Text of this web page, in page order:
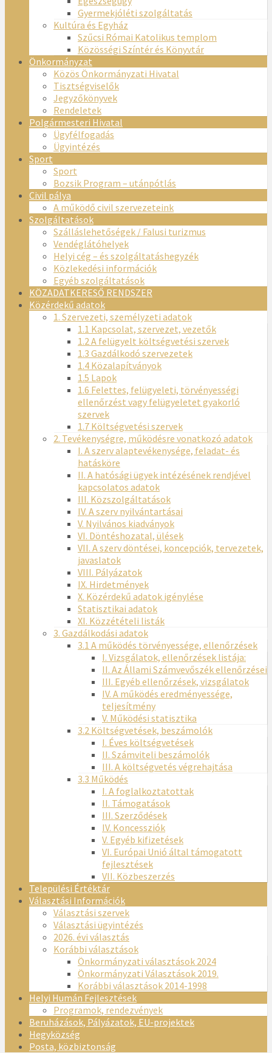
Gyermekjóléti szolgáltatás
Kultúra és Egyház
Szűcsi Római Katolikus templom
Közösségi Színtér és Könyvtár
Önkormányzat
Közös Önkormányzati Hivatal
Tisztségviselők
Jegyzőkönyvek
Rendeletek
Polgármesteri Hivatal
Ügyfélfogadás
Ügyintézés
Sport
Sport
Bozsik Program – utánpótlás
Civil pálya
A működő civil szervezeteink
Szolgáltatások
Szálláslehetőségek / Falusi turizmus
Vendéglátóhelyek
Helyi cég – és szolgáltatáshegyzék
Közlekedési információk
Egyéb szolgáltatások
KÖZADATKERESŐ RENDSZER
Közérdekű adatok
1. Szervezeti, személyzeti adatok
1.1 Kapcsolat, szervezet, vezetők
1.2 A felügyelt költségvetési szervek
1.3 Gazdálkodó szervezetek
1.4 Közalapítványok
1.5 Lapok
1.6 Felettes, felügyeleti, törvényességi
ellenőrzést vagy felügyeletet gyakorló
szervek
1.7 Költségvetési szervek
2. Tevékenységre, működésre vonatkozó adatok
I. A szerv alaptevékenysége, feladat- és
hatásköre
II. A hatósági ügyek intézésének rendjével
kapcsolatos adatok
III. Közszolgáltatások
IV. A szerv nyilvántartásai
V. Nyilvános kiadványok
VI. Döntéshozatal, ülések
VII. A szerv döntései, koncepciók, tervezetek,
javaslatok
VIII. Pályázatok
IX. Hirdetmények
X. Közérdekű adatok igénylése
Statisztikai adatok
XI. Közzétételi listák
3. Gazdálkodási adatok
3.1 A működés törvényessége, ellenőrzések
I. Vizsgálatok, ellenőrzések listája:
II. Az Állami Számvevőszék ellenőrzései
III. Egyéb ellenőrzések, vizsgálatok
IV. A működés eredményessége,
teljesítmény
V. Működési statisztika
3.2 Költségvetések, beszámolók
I. Éves költségvetések
II. Számviteli beszámolók
III. A költségvetés végrehajtása
3.3 Működés
I. A foglalkoztatottak
II. Támogatások
III. Szerződések
IV. Koncessziók
V. Egyéb kifizetések
VI. Európai Unió által támogatott
fejlesztések
VII. Közbeszerzés
Települési Értéktár
Választási Információk
Választási szervek
Választási ügyintézés
2026. évi választás
Korábbi választások
Önkormányzati választások 2024
Önkormányzati Választások 2019.
Korábbi választások 2014-1998
Helyi Humán Fejlesztések
Programok, rendezvények
Beruházások, Pályázatok, EU-projektek
Hegyközség
Posta, közbiztonság